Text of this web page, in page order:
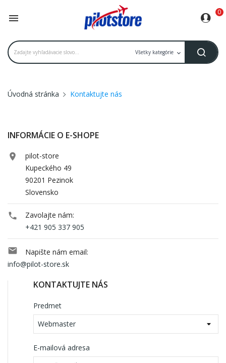

0
Úvodná stránka Kontaktujte nás
INFORMÁCIE O E-SHOPE

pilot-store
Kupeckého 49
90201 Pezinok
Slovensko

Zavolajte nám:
+421 905 337 905

Napište nám email:
info@pilot-store.sk
KONTAKTUJTE NÁS
Predmet
E-mailová adresa